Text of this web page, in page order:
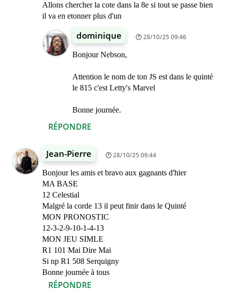
Allons chercher la cote dans la 8e si tout se passe bien
il va en etonner plus d'un
RÉPONDRE
dominique 28/10/25 09:46
Bonjour Nebson,
Attention le nom de ton JS est dans le quinté
le 815 c'est Letty's Marvel
Bonne journée.
Jean-Pierre 28/10/25 09:44
Bonjour les amis et bravo aux gagnants d'hier
MA BASE
12 Celestial
Malgré la corde 13 il peut finir dans le Quinté
MON PRONOSTIC
12-3-2-9-10-1-4-13
MON JEU SIMLE
R1 101 Mai Dire Mai
Si np R1 508 Serquigny
Bonne journée à tous
RÉPONDRE